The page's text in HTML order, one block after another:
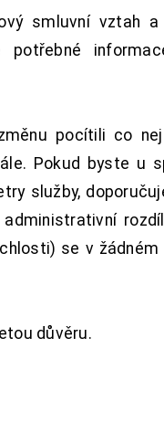
smluvní vztah
potřebné
pocítili co
Pokud byste u
služby,
se v
důvěru.